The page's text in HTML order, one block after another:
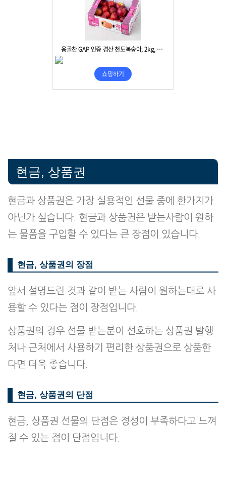
현금, 상품권
현금과 상품권은 가장 실용적인 선물 중에 한가지가
아닌가 싶습니다. 현금과 상품권은 받는사람이 원하
는 물품을 구입할 수 있다는 큰 장점이 있습니다.
현금, 상품권의 장점
앞서 설명드린 것과 같이 받는 사람이 원하는대로 사
용할 수 있다는 점이 장점입니다.
상품권의 경우 선물 받는분이 선호하는 상품권 발행
처나 근처에서 사용하기 편리한 상품권으로 상품한
다면 더욱 좋습니다.
현금, 상품권의 단점
현금, 상품권 선물의 단점은 정성이 부족하다고 느껴
질 수 있는 점이 단점입니다.